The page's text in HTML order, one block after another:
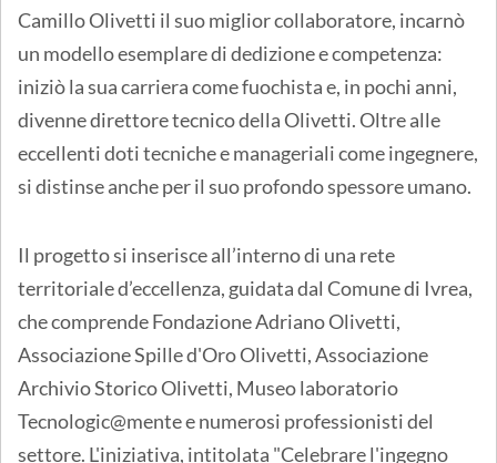
Camillo Olivetti il suo miglior collaboratore, incarnò
un modello esemplare di dedizione e competenza:
iniziò la sua carriera come fuochista e, in pochi anni,
divenne direttore tecnico della Olivetti. Oltre alle
eccellenti doti tecniche e manageriali come ingegnere,
si distinse anche per il suo profondo spessore umano.
Il progetto si inserisce all’interno di una rete
territoriale d’eccellenza, guidata dal Comune di Ivrea,
che comprende Fondazione Adriano Olivetti,
Associazione Spille d'Oro Olivetti, Associazione
Archivio Storico Olivetti, Museo laboratorio
Tecnologic@mente e numerosi professionisti del
settore. L'iniziativa, intitolata "Celebrare l'ingegno